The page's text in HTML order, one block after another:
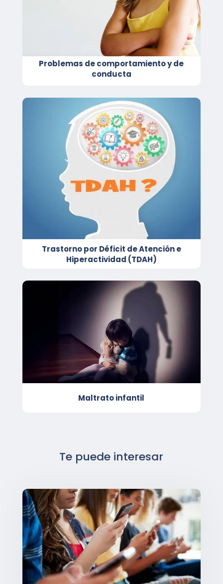
Problemas de comportamiento y de
conducta
Trastorno por Déficit de Atención e
Hiperactividad (TDAH)
Maltrato infantil
Te puede interesar